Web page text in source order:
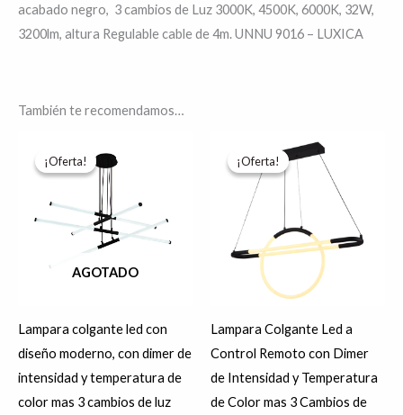
acabado negro, 3 cambios de Luz 3000K, 4500K, 6000K, 32W,
3200lm, altura Regulable cable de 4m. UNNU 9016 – LUXICA
También te recomendamos…
¡Oferta!
AGOTADO
¡Oferta!
Lampara colgante led con
diseño moderno, con dimer de
intensidad y temperatura de
color mas 3 cambios de luz
precio
original
$7,872.80.
$6,969.28.
¡Oferta!
¡Oferta!
Lampara Colgante Led a
Control Remoto con Dimer
de Intensidad y Temperatura
de Color mas 3 Cambios de
precio
original
precio
actual
es:
$6,768.83.